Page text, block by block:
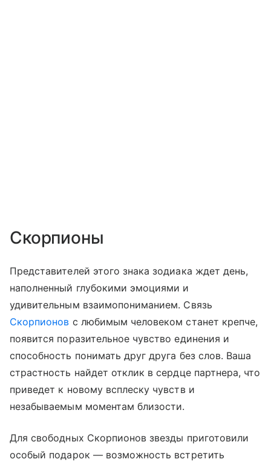
Скорпионы
Представителей этого знака зодиака ждет день,
наполненный глубокими эмоциями и
удивительным взаимопониманием. Связь
Скорпионов с любимым человеком станет крепче,
появится поразительное чувство единения и
способность понимать друг друга без слов. Ваша
страстность найдет отклик в сердце партнера, что
приведет к новому всплеску чувств и
незабываемым моментам близости.
Для свободных Скорпионов звезды приготовили
особый подарок — возможность встретить